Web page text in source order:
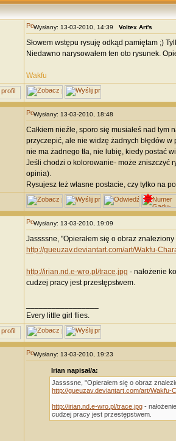
Wysłany: 13-03-2010, 14:39 Voltex Art's
Słowem wstępu rysuję odkąd pamiętam ;)
Niedawno narysowałem ten oto rysunek.
Wakfu
Wysłany: 13-03-2010, 18:48
Całkiem nieźle, sporo się musiałeś nad
przyczepić, ale nie widzę żadnych błędów
nie ma żadnego tła, nie lubię, kiedy postać
Jeśli chodzi o kolorowanie- może zniszczyć
opinia).
Rysujesz też własne postacie, czy tylko na
Wysłany: 13-03-2010, 19:09
Jassssne, "Opierałem się o obraz
http://gueuzav.deviantart.com/art/Wakfu-
http://irian.nd.e-wro.pl/trace.jpg - nałożenie
cudzej pracy jest przestępstwem.
Every little girl flies.
Wysłany: 13-03-2010, 19:23
Irian napisał/a:
Jassssne, "Opierałem się o obraz
http://gueuzav.deviantart.com/art/Wakfu-
http://irian.nd.e-wro.pl/trace.jpg -
cudzej pracy jest przestępstwem.